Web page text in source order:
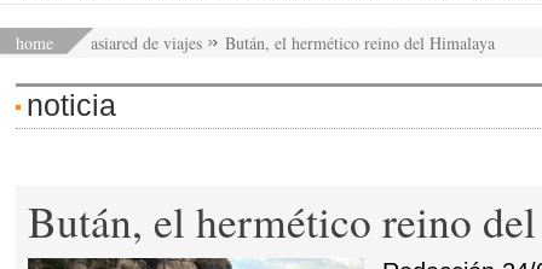
home asiared de viajes Bután, el hermético reino del Himalaya
noticia
Bután, el hermético reino